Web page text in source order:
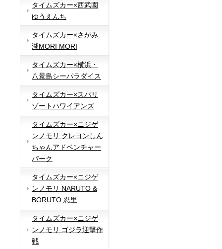
タイムズカー×西武園
ゆうえんち
タイムズカー×さがみ
湖MORI MORI
タイムズカー×横浜・
八景島シーパラダイス
タイムズカー×スパリ
ゾートハワイアンズ
タイムズカー×ニジゲ
ンノモリ クレヨンしん
ちゃんアドベンチャー
パーク
タイムズカー×ニジゲ
ンノモリ NARUTO &
BORUTO 忍里
タイムズカー×ニジゲ
ンノモリ ゴジラ迎撃作
戦